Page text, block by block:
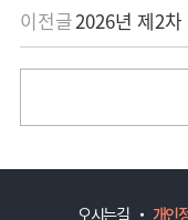
이전글2026년 제2
오시는길 개인